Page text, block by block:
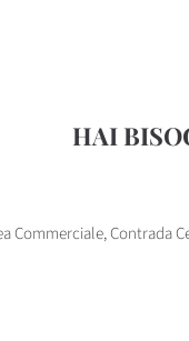
HAI
Commerciale, Contrada